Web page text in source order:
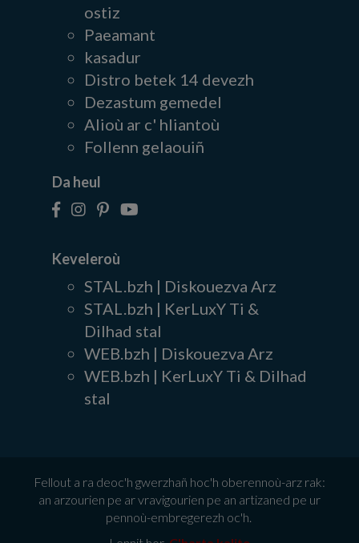
ostiz
Paeamant
kasadur
Distro betek 14 devezh
Dezastum gemedel
Alioù ar c' hliantoù
Follenn gelaouiñ
Da heul
Keveleroù
STAL.bzh | Diskouezva Arz
STAL.bzh | KerLuxY Ti &
Dilhad stal
WEB.bzh | Diskouezva Arz
WEB.bzh | KerLuxY Ti & Dilhad
stal
Fellout a ra deoc'h gwerzhañ hoc'h oberennoù-arz rak:
an arzourien pe ar vravigourien pe an artizaned pe ur
pennoù-embregerezh oc'h.